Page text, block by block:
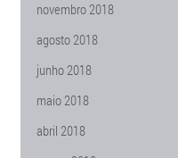
novembro 2018
agosto 2018
junho 2018
maio 2018
abril 2018